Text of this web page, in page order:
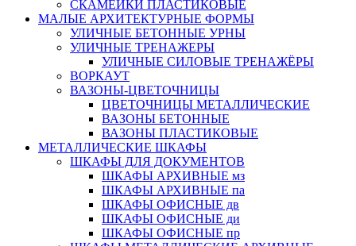
СКАМЕЙКИ ПЛАСТИКОВЫЕ
МАЛЫЕ АРХИТЕКТУРНЫЕ ФОРМЫ
УЛИЧНЫЕ БЕТОННЫЕ УРНЫ
УЛИЧНЫЕ ТРЕНАЖЕРЫ
УЛИЧНЫЕ СИЛОВЫЕ ТРЕНАЖЁРЫ
ВОРКАУТ
ВАЗОНЫ-ЦВЕТОЧНИЦЫ
ЦВЕТОЧНИЦЫ МЕТАЛЛИЧЕСКИЕ
ВАЗОНЫ БЕТОННЫЕ
ВАЗОНЫ ПЛАСТИКОВЫЕ
МЕТАЛЛИЧЕСКИЕ ШКАФЫ
ШКАФЫ ДЛЯ ДОКУМЕНТОВ
ШКАФЫ АРХИВНЫЕ мз
ШКАФЫ АРХИВНЫЕ па
ШКАФЫ ОФИСНЫЕ дв
ШКАФЫ ОФИСНЫЕ ди
ШКАФЫ ОФИСНЫЕ пр